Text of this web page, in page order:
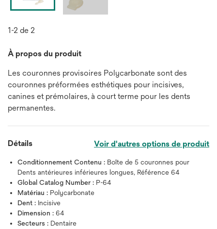
1-2 de 2
À propos du produit
Les couronnes provisoires Polycarbonate sont des
couronnes préformées esthétiques pour incisives,
canines et prémolaires, à court terme pour les dents
permanentes.
Détails Voir d'autres options de produit
Conditionnement Contenu : Boîte de 5 couronnes pour
Dents antérieures inférieures longues, Référence 64
Global Catalog Number : P-64
Matériau : Polycarbonate
Dent : Incisive
Dimension : 64
Secteurs : Dentaire